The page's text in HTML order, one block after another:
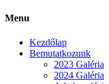
Menu
Kezdőlap
Bemutatkozunk
2023 Galéria
2024 Galéria